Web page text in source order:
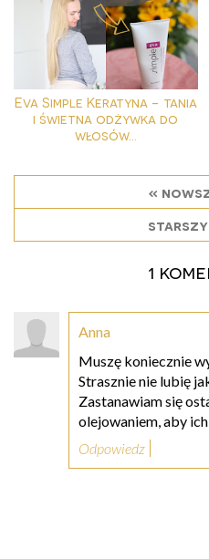
Eva Simple Keratyna - tania
i świetna odżywka do
włosów...
«
1
Anna
Muszę koniecznie
Strasznie nie lubię
Zastanawiam się
olejowaniem, aby
Odpowiedz